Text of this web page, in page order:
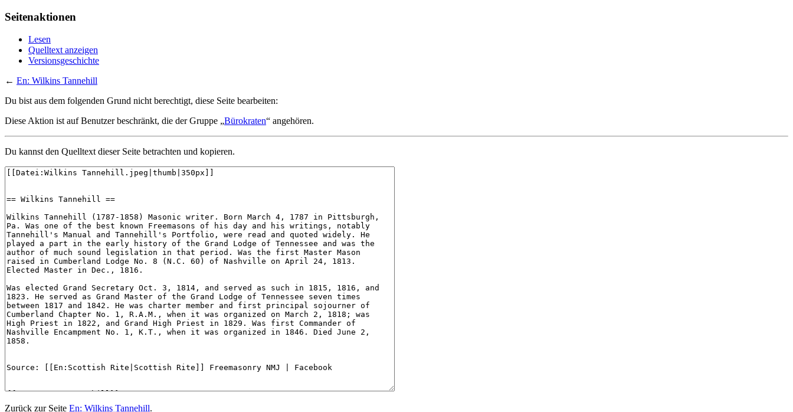
Seitenaktionen
Lesen
Quelltext anzeigen
Versionsgeschichte
← En: Wilkins Tannehill
Du bist aus dem folgenden Grund nicht berechtigt, diese Seite bearbeiten:
Diese Aktion ist auf Benutzer beschränkt, die der Gruppe „Bürokraten“ angehören.
Du kannst den Quelltext dieser Seite betrachten und kopieren.
Zurück zur Seite En: Wilkins Tannehill.